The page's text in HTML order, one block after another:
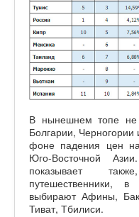
В нынешнем топе не
Болгарии,
фоне падения цен
Юго-Восточной
показывает
путешественники,
выбирают Афины,
Тиват, Тбилиси.